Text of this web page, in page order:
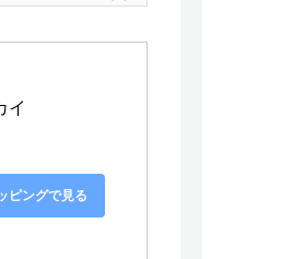
イ
ピングで見る